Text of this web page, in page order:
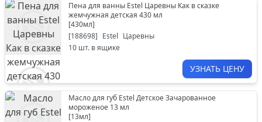
Пена для ванны Estel Царевны Как в сказке
жемчужная детская 430 мл
[430мл]
[188698] Estel Царевны
10 шт. в ящике
УЗНАТЬ ЦЕНУ
Масло для губ Estel Детское Зачарованное
мороженое 13 мл
[13мл]